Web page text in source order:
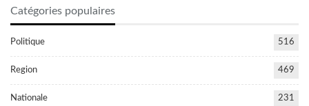
Catégories populaires
Politique 516
Region 469
Nationale 231